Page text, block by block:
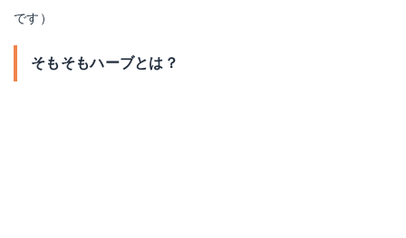
です）
そもそもハーブとは？